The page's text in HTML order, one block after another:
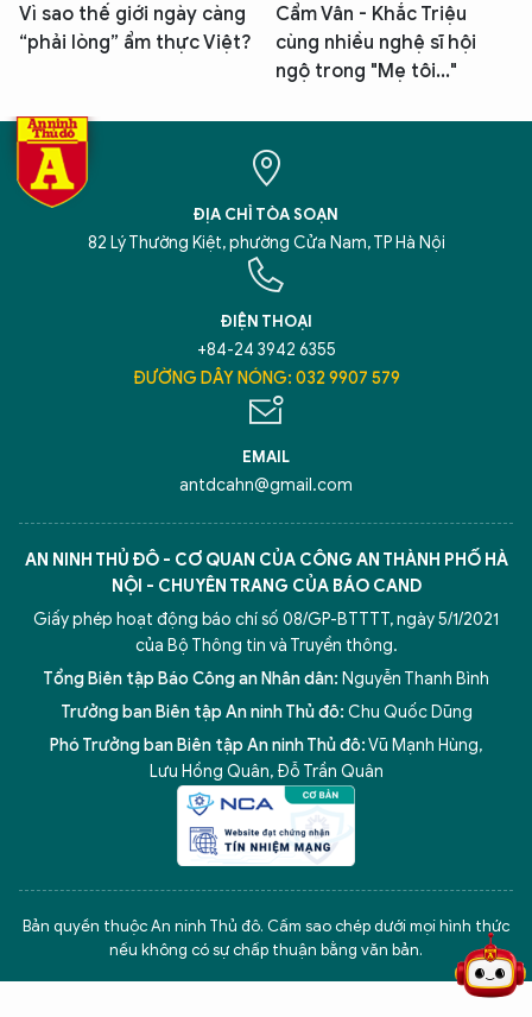
Vì sao thế giới ngày càng
“phải lòng” ẩm thực Việt?
Cẩm Vân - Khắc Triệu
cùng nhiều nghệ sĩ hội
ngộ trong "Mẹ tôi..."
ĐỊA CHỈ TÒA SOẠN
82 Lý Thường Kiệt, phường Cửa Nam, TP Hà Nội
ĐIỆN THOẠI
+84-24 3942 6355
ĐƯỜNG DÂY NÓNG: 032 9907 579
EMAIL
antdcahn@gmail.com
AN NINH THỦ ĐÔ - CƠ QUAN CỦA CÔNG AN THÀNH PHỐ HÀ
NỘI - CHUYÊN TRANG CỦA BÁO CAND
Giấy phép hoạt động báo chí số 08/GP-BTTTT, ngày 5/1/2021
của Bộ Thông tin và Truyền thông.
Tổng Biên tập Báo Công an Nhân dân: Nguyễn Thanh Bình
Trưởng ban Biên tập An ninh Thủ đô: Chu Quốc Dũng
Phó Trưởng ban Biên tập An ninh Thủ đô:Vũ Mạnh Hùng,
Lưu Hồng Quân, Đỗ Trần Quân
Bản quyền thuộc An ninh Thủ đô. Cấm sao chép dưới mọi hình thức
nếu không có sự chấp thuận bằng văn bản.
5 điểm nghẽn của Hà Nội giải pháp xử lý điểm nghẽn của